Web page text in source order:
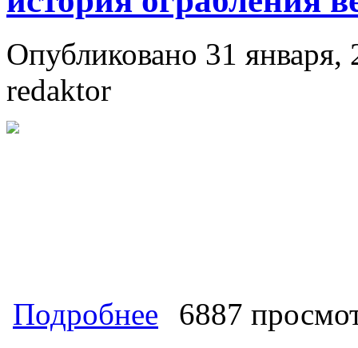
Опубликовано 31 января,
redaktor
Подробнее о РОССИЙСКИЙ ОЛИГАРХАТ.
в следующем: существует ли в
ограбления великой страны
6887